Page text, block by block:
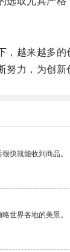
越来越多的
力，为创新
快就能收到商品。
世界各地的美景。